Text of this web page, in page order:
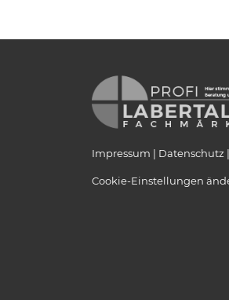
Impressum Datenschutz
Cookie-Einstellungen